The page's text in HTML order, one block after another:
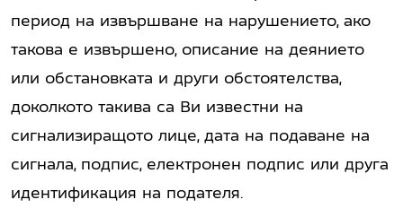
период на извършване на нарушението, ако
такова е извършено, описание на деянието
или обстановката и други обстоятелства,
доколкото такива са Ви известни на
сигнализиращото лице, дата на подаване на
сигнала, подпис, електронен подпис или друга
идентификация на подателя.